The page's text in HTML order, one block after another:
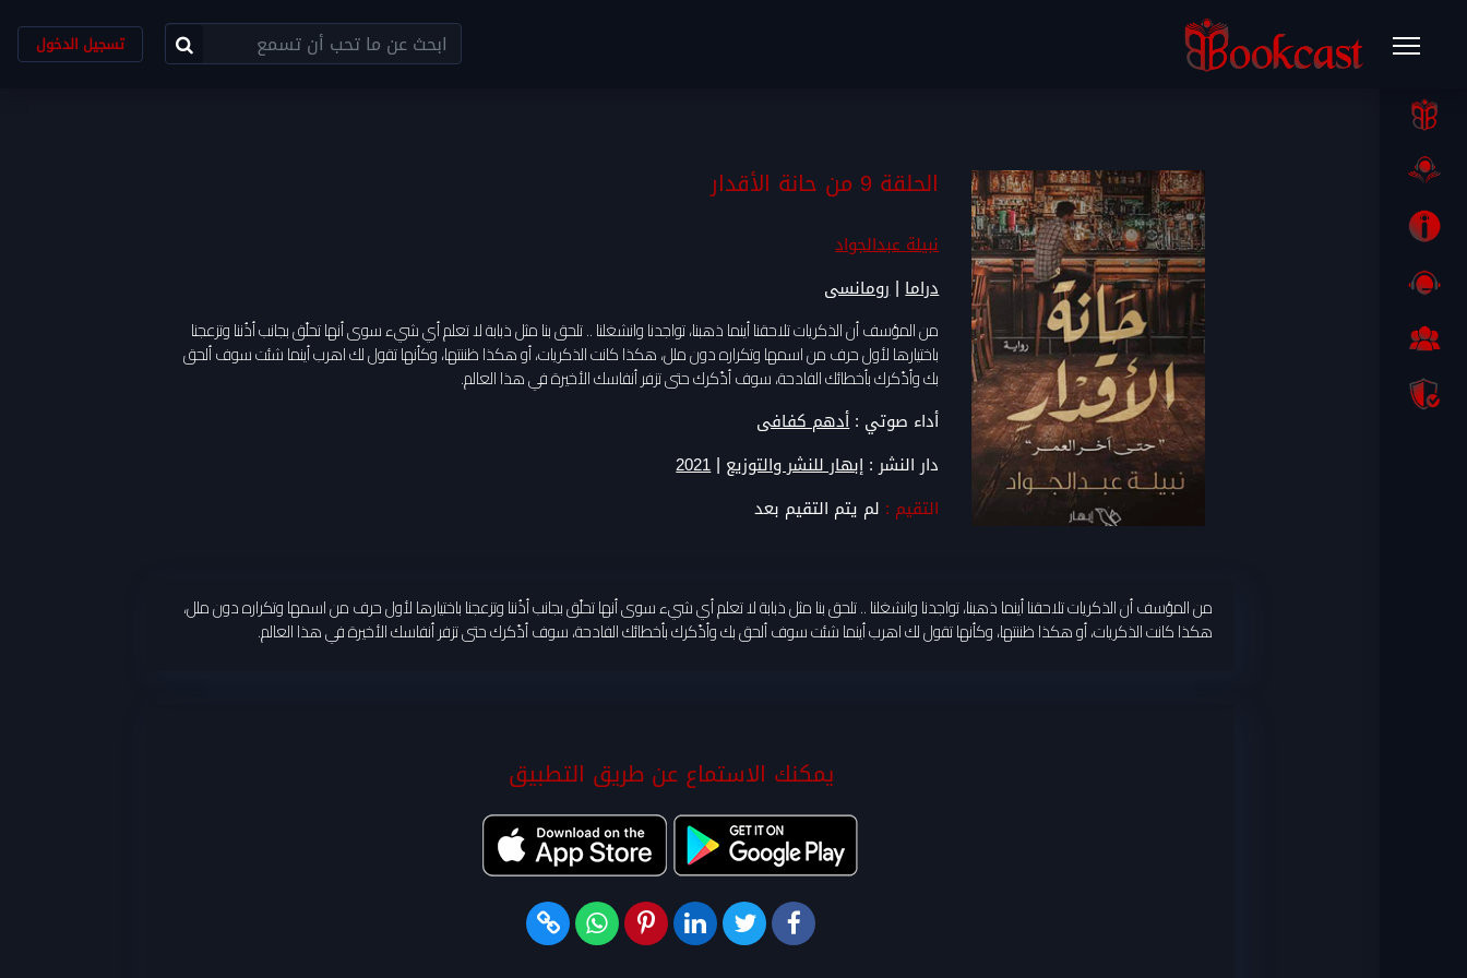
تسجيل الدخول
الحلقة 9 من حانة الأقدار
نبيلة عبدالجواد
دراما|رومانسى
من المؤسف أن الذكريات تلاحقنا أينما ذهبنا، تواجدنا وانشغلنا .. تلحق بنا مثل ذبابة لا تعلم أي شيء سوى أنها تحلّق بجانب أذُننا وتزعجنا
باختيارها لأول حرف من اسمها وتكراره دون ملل، هكذا كانت الذكريات، أو هكذا ظننتها، وكأنها تقول لك اهرب أينما شئت سوف ألحق
بك وأذّكرك بأخطائك الفادحة، سوف أذّكرك حتى تزفر أنفاسك الأخيرة في هذا العالم.
أداء صوتي :أدهم كفافى
دار النشر : إبهار للنشر والتوزيع |
2021
التقيم : لم يتم التقيم بعد
من المؤسف أن الذكريات تلاحقنا أينما ذهبنا، تواجدنا وانشغلنا .. تلحق بنا مثل ذبابة لا تعلم أي شيء سوى أنها تحلّق بجانب أذُننا وتزعجنا باختيارها لأول حرف من اسمها وتكراره دون ملل،
هكذا كانت الذكريات، أو هكذا ظننتها، وكأنها تقول لك اهرب أينما شئت سوف ألحق بك وأذّكرك بأخطائك الفادحة، سوف أذّكرك حتى تزفر أنفاسك الأخيرة في هذا العالم.
يمكنك الاستماع عن طريق التطبيق